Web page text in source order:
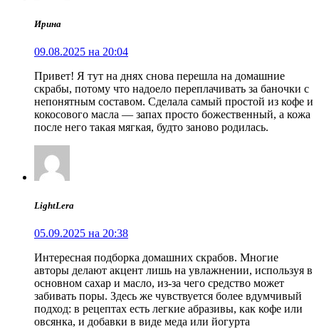
Ирина
09.08.2025 на 20:04
Привет! Я тут на днях снова перешла на домашние
скрабы, потому что надоело переплачивать за баночки с
непонятным составом. Сделала самый простой из кофе и
кокосового масла — запах просто божественный, а кожа
после него такая мягкая, будто заново родилась.
LightLera
05.09.2025 на 20:38
Интересная подборка домашних скрабов. Многие
авторы делают акцент лишь на увлажнении, используя в
основном сахар и масло, из-за чего средство может
забивать поры. Здесь же чувствуется более вдумчивый
подход: в рецептах есть легкие абразивы, как кофе или
овсянка, и добавки в виде меда или йогурта